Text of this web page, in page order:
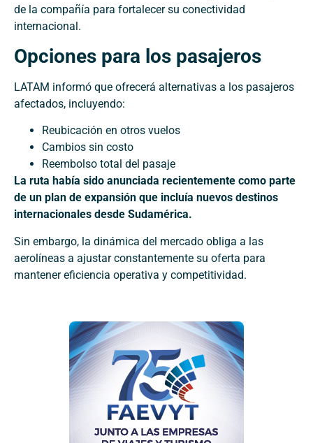
de la compañía para fortalecer su conectividad
internacional.
Opciones para los pasajeros
LATAM informó que ofrecerá alternativas a los pasajeros
afectados, incluyendo:
Reubicación en otros vuelos
Cambios sin costo
Reembolso total del pasaje
La ruta había sido anunciada recientemente como parte
de un plan de expansión que incluía nuevos destinos
internacionales desde Sudamérica.
Sin embargo, la dinámica del mercado obliga a las
aerolíneas a ajustar constantemente su oferta para
mantener eficiencia operativa y competitividad.